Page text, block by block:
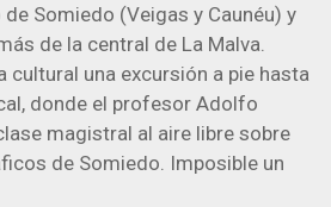
Somiedo (Veigas y Caunéu) y
de la central de La Malva.
cultural una excursión a pie hasta
donde el profesor Adolfo
magistral al aire libre sobre
de Somiedo. Imposible un